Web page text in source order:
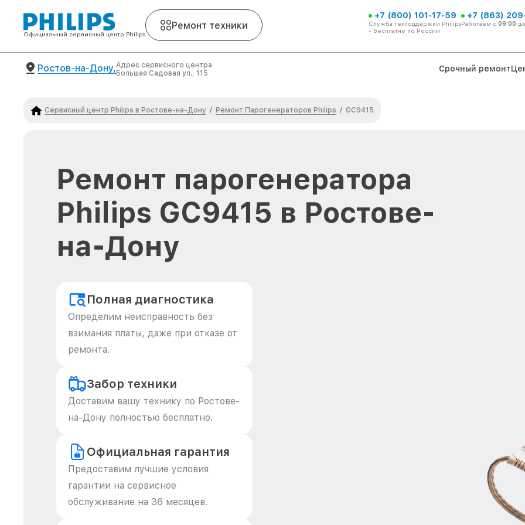
Официальный сервисный центр Philips
Ремонт техники
+7 (800) 101-17-59
Служба техподдержки Philips
- бесплатно по России
+7 (863)
Работаем с 09:00
Ростов-на-Дону,Адрес сервисного центра
Большая Садовая ул., 115
Срочный ремонт
Сервисный центр Philips в Ростове-на-Дону / Ремонт Парогенераторов Philips / GC9415
Ремонт парогенератора
Philips GC9415 в Ростове-
на-Дону
Полная диагностика
Определим неисправность без
взимания платы, даже при отказе от
ремонта.
Забор техники
Доставим вашу технику по Ростове-
на-Дону полностью бесплатно.
Официальная гарантия
Предоставим лучшие условия
гарантии на сервисное
обслуживание на 36 месяцев.